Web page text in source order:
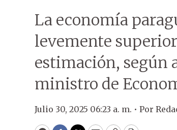
La economía
levemente
estimación, según
ministro de
Julio 30, 2025 06:23 a. m. • Por